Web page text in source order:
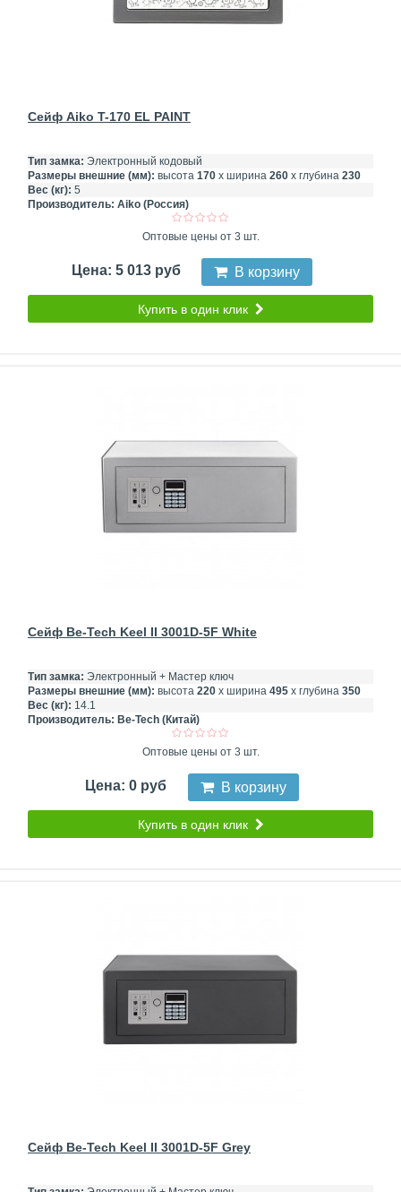
Сейф Aiko T-170 EL PAINT
Тип замка: Электронный кодовый
Размеры внешние (мм): высота 170 х ширина 260 х глубина 230
Вес (кг): 5
Производитель: Aiko (Россия)
Оптовые цены от 3 шт.
Цена: 5 013 руб В корзину
Купить в один клик
Сейф Be-Tech Keel II 3001D-5F White
Тип замка: Электронный + Мастер ключ
Размеры внешние (мм): высота 220 х ширина 495 х глубина 350
Вес (кг): 14.1
Производитель: Be-Tech (Китай)
Оптовые цены от 3 шт.
Цена: 0 руб В корзину
Купить в один клик
Сейф Be-Tech Keel II 3001D-5F Grey